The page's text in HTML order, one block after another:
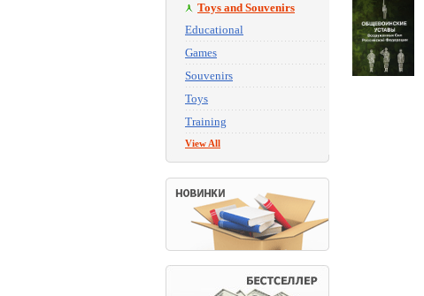
Toys and Souvenirs
Educational
Games
Souvenirs
Toys
Training
View All